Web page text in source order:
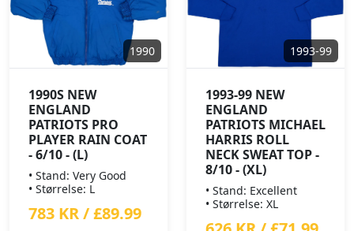
1990
1990S NEW
ENGLAND
PATRIOTS PRO
PLAYER RAIN COAT
- 6/10 - (L)
• Stand: Very Good
• Størrelse: L
783 KR / £89.99
1993-99
1993-99 NEW
ENGLAND
PATRIOTS MICHAEL
HARRIS ROLL
NECK SWEAT TOP -
8/10 - (XL)
• Stand: Excellent
• Størrelse: XL